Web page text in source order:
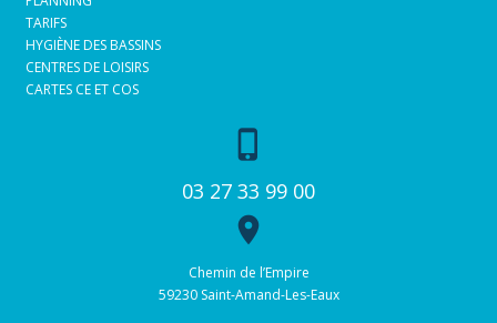
TARIFS
HYGIÈNE DES BASSINS
CENTRES DE LOISIRS
CARTES CE ET COS
phone_iphone
03 27 33 99 00
place
Chemin de l’Empire
59230 Saint-Amand-Les-Eaux